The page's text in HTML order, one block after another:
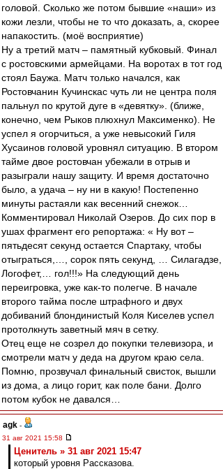
головой. Сколько же потом бывшие «наши» из
кожи лезли, чтобы не то что доказать, а, скорее
напакостить. (моё восприятие)
Ну а третий матч – памятный кубковый. Финал
с ростовскими армейцами. На воротах в тот год
стоял Баужа. Матч только начался, как
Ростовчанин Кучинскас чуть ли не центра поля
пальнул по крутой дуге в «девятку». (ближе,
конечно, чем Рыков плюхнул Максименко). Не
успел я огорчиться, а уже невысокий Гиля
Хусаинов головой уровнял ситуацию. В втором
тайме двое ростовчан убежали в отрыв и
разыграли нашу защиту. И время достаточно
было, а удача – ну ни в какую! Постепенно
минуты растаяли как весенний снежок…
Комментировал Николай Озеров. До сих пор в
ушах фрагмент его репортажа: « Ну вот –
пятьдесят секунд остается Спартаку, чтобы
отыграться,…, сорок пять секунд, … Силагадзе,
Логофет,… гол!!!» На следующий день
переигровка, уже как-то полегче. В начале
второго тайма после штрафного и двух
добиваний блондинистый Коля Киселев успел
протолкнуть заветный мяч в сетку.
Отец еще не созрел до покупки телевизора, и
смотрели матч у деда на другом краю села.
Помню, прозвучал финальный свисток, вышли
из дома, а лицо горит, как поле бани. Долго
потом кубок не давался…
agk -
31 авг 2021 15:58
Ценитель » 31 авг 2021 15:47
который уровня Рассказова.